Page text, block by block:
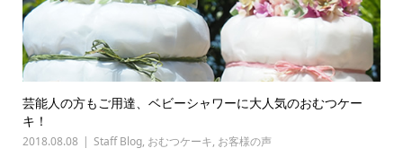
芸能人の方もご用達、ベビーシャワーに大人気のおむつケー
キ！
2018.08.08 Staff Blog, おむつケーキ, お客様の声